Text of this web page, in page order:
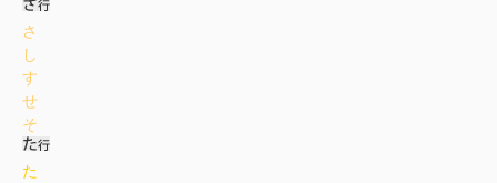
さ
し
す
せ
そ
た